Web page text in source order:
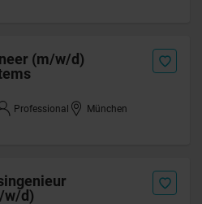
(m/w/d)
Professional
München
w/d)